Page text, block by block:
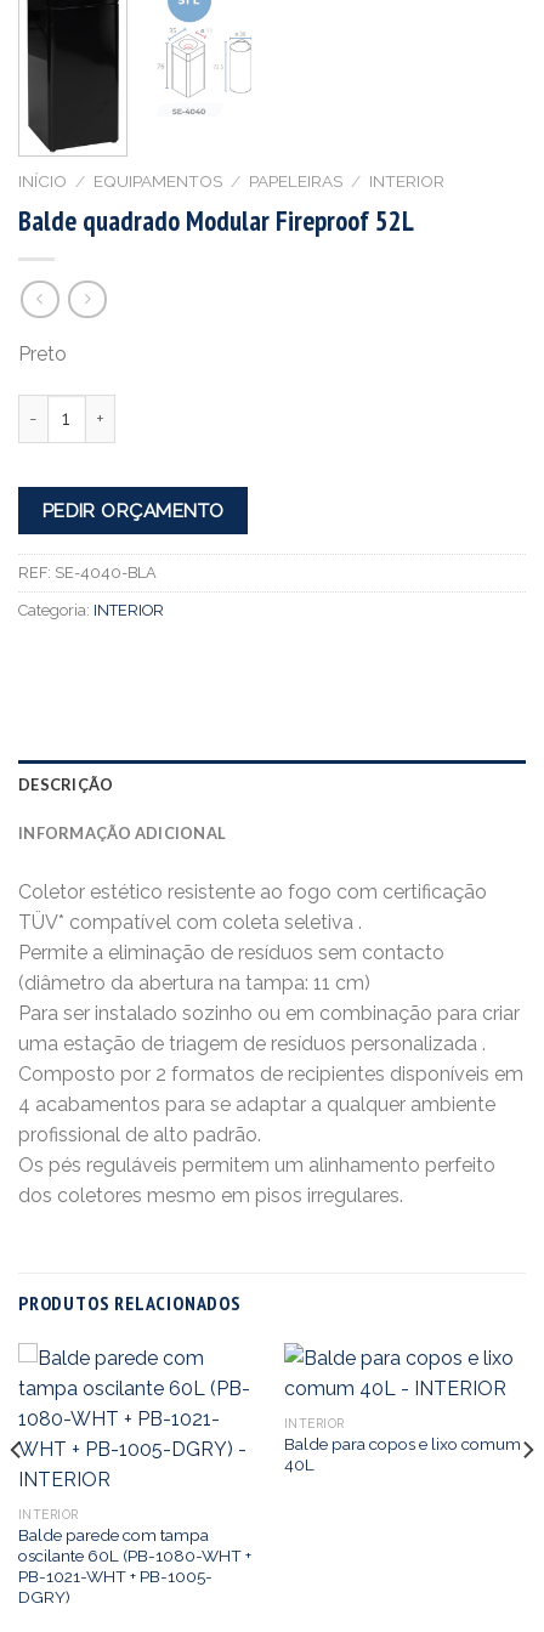
INÍCIO / EQUIPAMENTOS / PAPELEIRAS / INTERIOR
Balde quadrado Modular Fireproof 52L
Preto
PEDIR ORÇAMENTO
REF: SE-4040-BLA
Categoria: INTERIOR
DESCRIÇÃO
INFORMAÇÃO ADICIONAL
Coletor estético resistente ao fogo com certificação
TÜV* compatível com coleta seletiva .
Permite a eliminação de resíduos sem contacto
(diâmetro da abertura na tampa: 11 cm)
Para ser instalado sozinho ou em combinação para criar
uma estação de triagem de resíduos personalizada .
Composto por 2 formatos de recipientes disponíveis em
4 acabamentos para se adaptar a qualquer ambiente
profissional de alto padrão.
Os pés reguláveis ​​permitem um alinhamento perfeito
dos coletores mesmo em pisos irregulares.
PRODUTOS RELACIONADOS
INTERIOR
Balde parede com tampa
oscilante 60L (PB-1080-WHT +
PB-1021-WHT + PB-1005-
DGRY)
INTERIOR
Balde para copos e lixo comum
40L